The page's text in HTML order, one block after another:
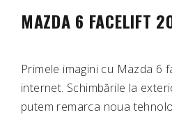
MAZDA 6 FACELIFT
Primele imagini cu Mazda 6
internet. Schimbările la
putem remarca noua